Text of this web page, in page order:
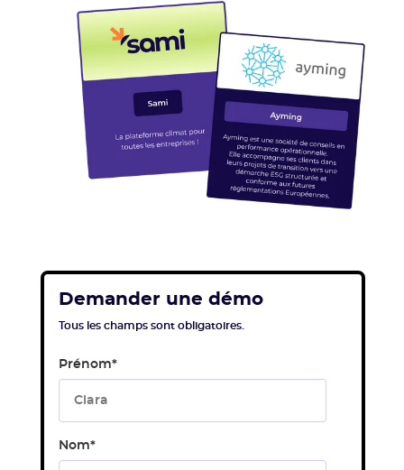
Demander une démo
Tous les champs sont obligatoires.
Prénom*
Nom*